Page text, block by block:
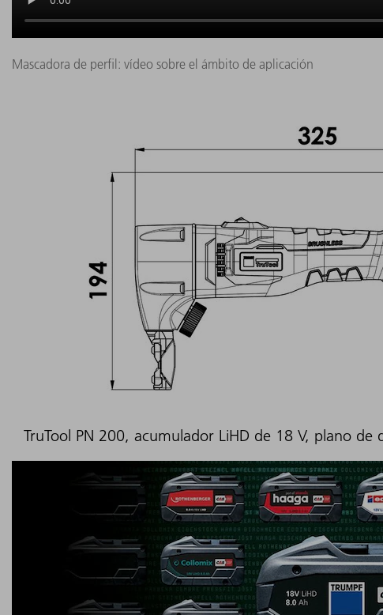
Mascadora de perfil: vídeo sobre el ámbito de aplicación
TruTool PN 200, acumulador LiHD de 18 V, plano de